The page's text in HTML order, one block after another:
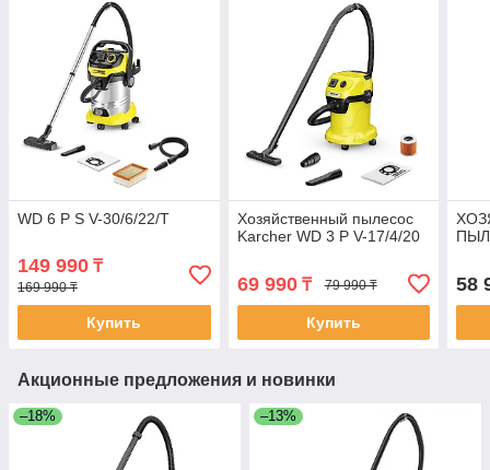
WD 6 P S V-30/6/22/T
149 990 ₸
169 990 ₸
Купить
Хозяйственный пылесос
Karcher WD 3 P V-17/4/20
69 990₸ 79 990 ₸
Купить
58
Акционные предложения и новинки
–18% –13%